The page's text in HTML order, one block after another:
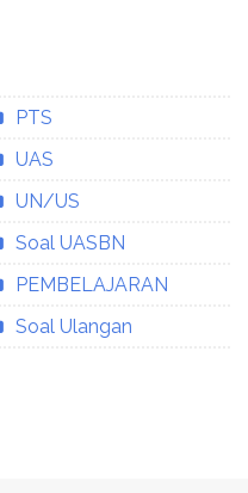
PTS
UAS
UN/US
Soal UASBN
PEMBELAJARAN
Soal Ulangan